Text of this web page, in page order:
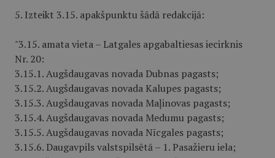
5. Izteikt 3.15. apakšpunktu šādā redakcijā:
"3.15. amata vieta – Latgales apgabaltiesas iecirknis
Nr. 20:
3.15.1. Augšdaugavas novada Dubnas pagasts;
3.15.2. Augšdaugavas novada Kalupes pagasts;
3.15.3. Augšdaugavas novada Maļinovas pagasts;
3.15.4. Augšdaugavas novada Medumu pagasts;
3.15.5. Augšdaugavas novada Nīcgales pagasts;
3.15.6. Daugavpils valstspilsētā – 1. Pasažieru iela;